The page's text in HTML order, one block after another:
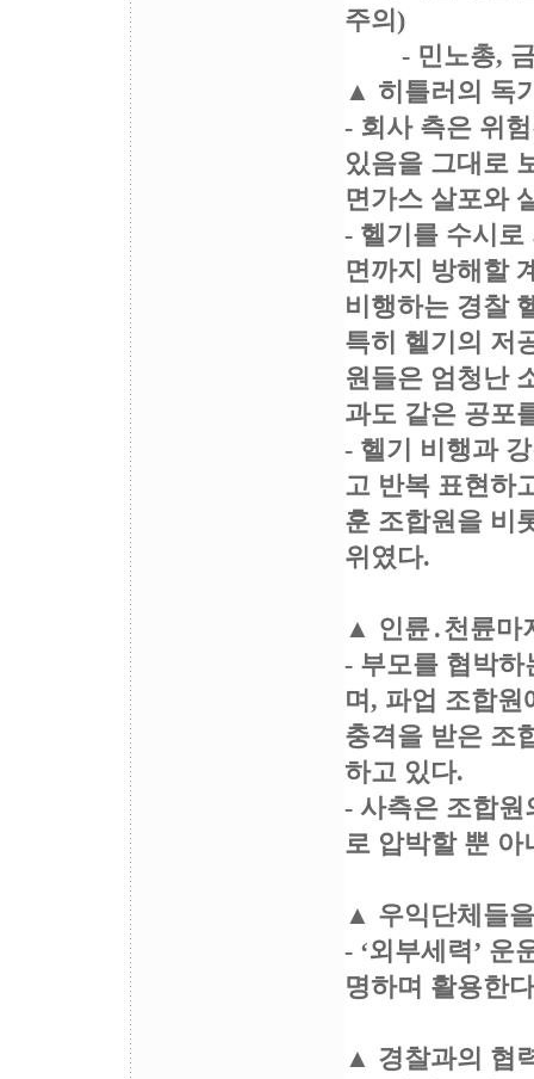
주의)
- 민노총, 금
▲ 히틀러의 독
- 회사 측은 위
있음을 그대로
면가스 살포와
- 헬기를 수시로
면까지 방해할
비행하는 경찰
특히 헬기의 저
원들은 엄청난
과도 같은 공포
- 헬기 비행과
고 반복 표현하
훈 조합원을 비
위였다.
▲ 인륜․천륜마
- 부모를 협박하
며, 파업 조합
충격을 받은 조
하고 있다.
- 사측은 조합원
로 압박할 뿐 아
▲ 우익단체들
- ‘외부세력’
명하며 활용한
▲ 경찰과의 협